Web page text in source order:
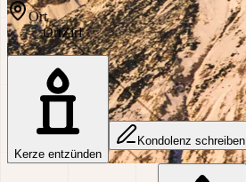
Ort
OrtZirl
Kerze entzünden
Kondolenz schreiben